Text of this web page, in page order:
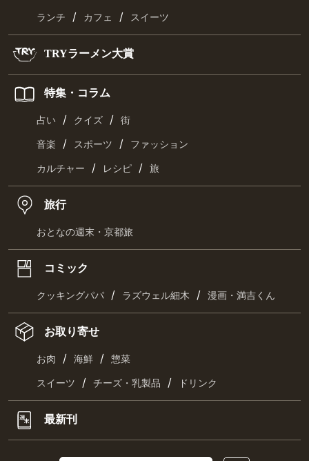
ランチ / カフェ / スイーツ
TRYラーメン大賞
特集・コラム
占い / クイズ / 街
音楽 / スポーツ / ファッション
カルチャー / レシピ / 旅
旅行
おとなの週末・京都旅
コミック
クッキングパパ / ラズウェル細木 / 漫画・満吉くん
お取り寄せ
お肉 / 海鮮 / 惣菜
スイーツ / チーズ・乳製品 / ドリンク
最新刊